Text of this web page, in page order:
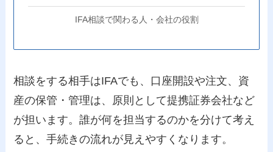
IFA相談で関わる人・会社の役割
相談をする相手はIFAでも、口座開設や注文、資
産の保管・管理は、原則として提携証券会社など
が担います。誰が何を担当するのかを分けて考え
ると、手続きの流れが見えやすくなります。